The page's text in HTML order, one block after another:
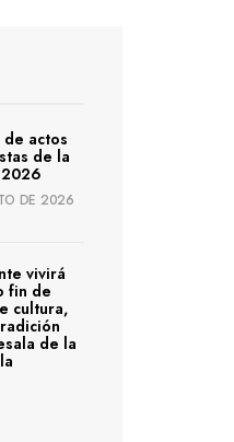
de actos
de la
DE 2026
vivirá
fin de
cultura,
de la